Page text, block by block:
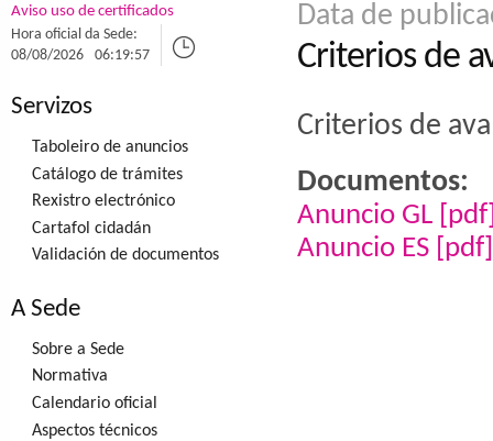
Aviso uso de certificados
Hora oficial da Sede:
08/08/2026
06:19:57
Servizos
Taboleiro de anuncios
Catálogo de trámites
Rexistro electrónico
Cartafol cidadán
Validación de documentos
A Sede
Sobre a Sede
Normativa
Calendario oficial
Aspectos técnicos
Data de
Criterios de
Criterios de
Documentos:
Anuncio GL
Anuncio ES [pdf]